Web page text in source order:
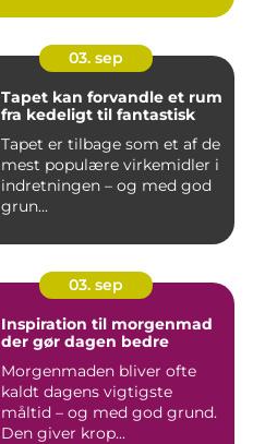
03. sep
Tapet kan forvandle et rum
fra kedeligt til fantastisk
Tapet er tilbage som et af de
mest populære virkemidler i
indretningen – og med god
grun...
03. sep
Inspiration til morgenmad
der gør dagen bedre
Morgenmaden bliver ofte
kaldt dagens vigtigste
måltid – og med god grund.
Den giver krop...